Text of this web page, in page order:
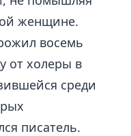
женщине.
восемь
от холеры в
среди
писатель.